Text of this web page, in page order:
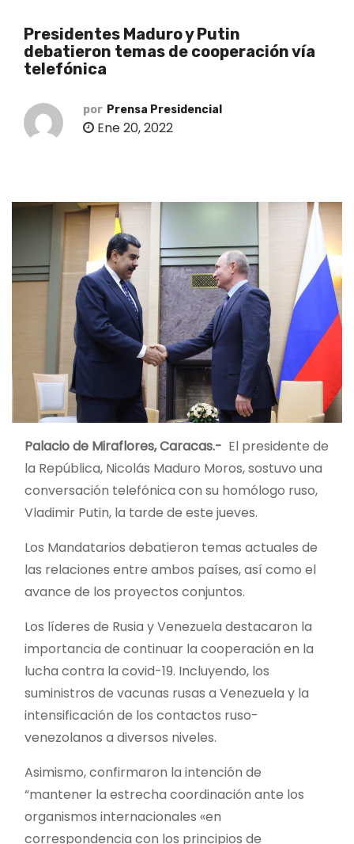
Presidentes Maduro y Putin
debatieron temas de cooperación vía
telefónica
por Prensa Presidencial
Ene 20, 2022
Palacio de Miraflores, Caracas.- El presidente de
la República, Nicolás Maduro Moros, sostuvo una
conversación telefónica con su homólogo ruso,
Vladimir Putin, la tarde de este jueves.
Los Mandatarios debatieron temas actuales de
las relaciones entre ambos países, así como el
avance de los proyectos conjuntos.
Los líderes de Rusia y Venezuela destacaron la
importancia de continuar la cooperación en la
lucha contra la covid-19. Incluyendo, los
suministros de vacunas rusas a Venezuela y la
intensificación de los contactos ruso-
venezolanos a diversos niveles.
Asimismo, confirmaron la intención de
“mantener la estrecha coordinación ante los
organismos internacionales «en
correspondencia con los principios de